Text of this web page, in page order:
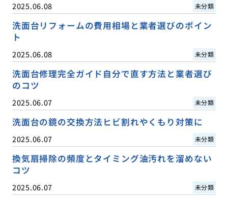
2025.06.08 未分類
洗面台リフォームの費用相場と業者選びのポイン
ト
2025.06.08 未分類
洗面台修理完全ガイド自分で直す方法と業者選び
のコツ
2025.06.07 未分類
洗面台の鏡の交換方法ヒビ割れやくもり対策に
2025.06.07 未分類
換気扇掃除の頻度とタイミング油汚れを溜めない
コツ
2025.06.07 未分類